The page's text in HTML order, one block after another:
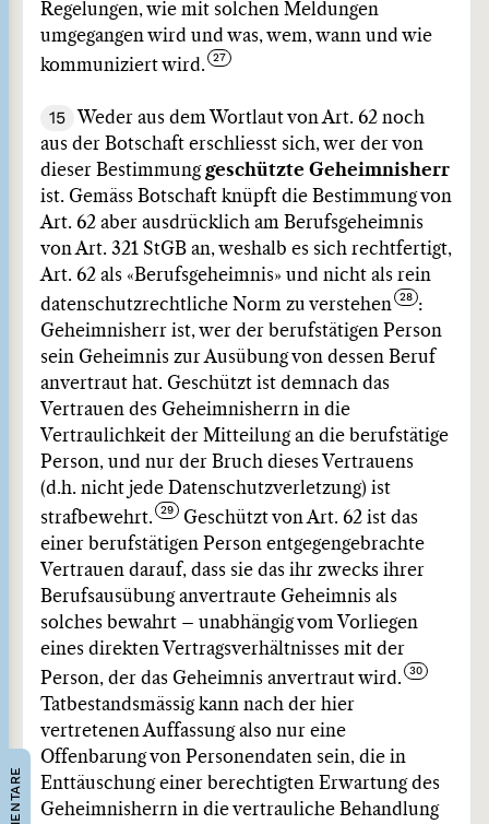
Regelungen, wie mit solchen Meldungen
umgegangen wird und was, wem, wann und wie
kommuniziert wird.
15
Weder aus dem Wortlaut von Art. 62 noch
aus der Botschaft erschliesst sich, wer der von
dieser Bestimmung geschützte Geheimnisherr
ist. Gemäss Botschaft knüpft die Bestimmung von
Art. 62 aber ausdrücklich am Berufsgeheimnis
von Art. 321 StGB an, weshalb es sich rechtfertigt,
Art. 62 als «Berufsgeheimnis» und nicht als rein
datenschutzrechtliche Norm zu verstehen
:
Geheimnisherr ist, wer der berufstätigen Person
sein Geheimnis zur Ausübung von dessen Beruf
anvertraut hat. Geschützt ist demnach das
Vertrauen des Geheimnisherrn in die
Vertraulichkeit der Mitteilung an die berufstätige
Person, und nur der Bruch dieses Vertrauens
(d.h. nicht jede Datenschutzverletzung) ist
strafbewehrt.
Geschützt von Art. 62 ist das
einer berufstätigen Person entgegengebrachte
Vertrauen darauf, dass sie das ihr zwecks ihrer
Berufsausübung anvertraute Geheimnis als
solches bewahrt – unabhängig vom Vorliegen
eines direkten Vertragsverhältnisses mit der
Person, der das Geheimnis anvertraut wird.
Tatbestandsmässig kann nach der hier
vertretenen Auffassung also nur eine
Offenbarung von Personendaten sein, die in
Enttäuschung einer berechtigten Erwartung des
Geheimnisherrn in die vertrauliche Behandlung